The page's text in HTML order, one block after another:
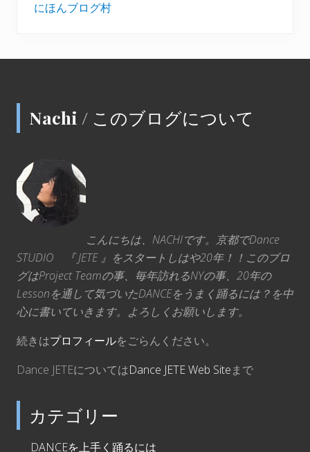
にほんブログ村
Nachi / このブログについて
こんにちは、NACHIです。京都でDance
STUDIO 『 JETE 』をスタートしはや20年！！このブロ
グはProject Teamの事、毎年訪れるNYの事、20年の
Lessonを通して気づいたDANCEをうまく踊るには？を中
心に書いていきます。よろしくお願いします。
続きはプロフィールをごらんください。
Dance JETEについてはDance JETE Web Siteまで
カテゴリー
DANCEを上手く踊るには